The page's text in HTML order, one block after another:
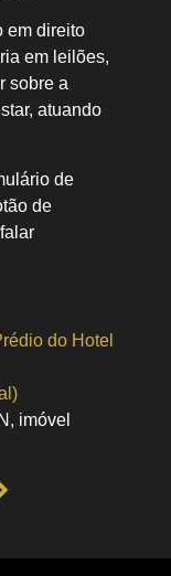
em direito
em leilões,
sobre a
atuando
de
de
do Hotel
imóvel